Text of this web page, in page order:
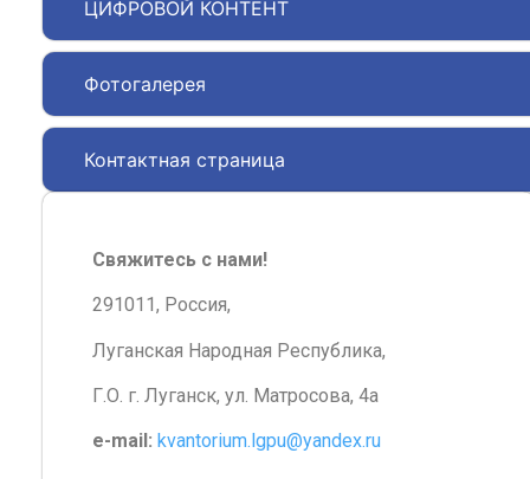
ЦИФРОВОЙ КОНТЕНТ
Фотогалерея
Контактная страница
Свяжитесь с нами!
291011, Россия,
Луганская Народная Республика,
Г.О. г. Луганск, ул. Матросова, 4а
e-mail: kvantorium.lgpu@yandex.ru